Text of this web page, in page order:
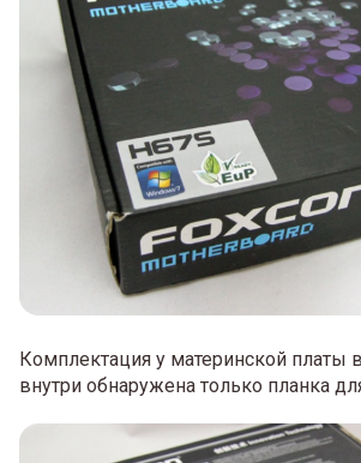
Комплектация у материнской платы
внутри обнаружена только планка